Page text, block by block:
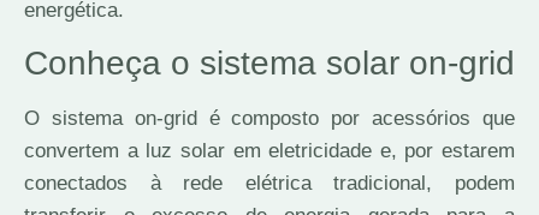
energética.
Conheça o sistema solar on-grid
O sistema on-grid é composto por acessórios que
convertem a luz solar em eletricidade e, por estarem
conectados à rede elétrica tradicional, podem